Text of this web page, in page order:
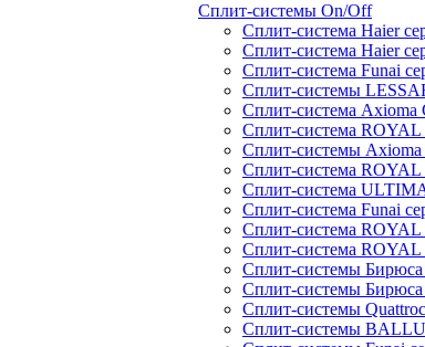
Сплит-системы On/Off
Сплит-система Haier
Сплит-система Haier
Сплит-система Funai
Сплит-системы
Сплит-система Axioma
Сплит-система
Сплит-системы
Сплит-система
Сплит-система
Сплит-система Funai
Сплит-система
Сплит-система
Сплит-системы
Сплит-системы
Сплит-системы
Сплит-системы BALLU